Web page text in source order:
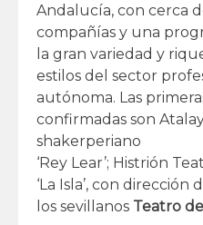
Andalucía, con cerca
compañías y una
la gran variedad y
estilos del sector
autónoma. Las
confirmadas son
shakerperiano
‘Rey Lear’; Histrión
‘La Isla’, con dirección
los sevillanos Teatro